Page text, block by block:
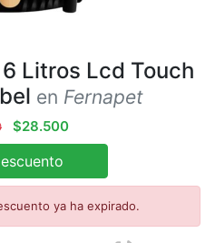
Litros Lcd Touch
en Fernapet
$28.500
ya ha expirado.